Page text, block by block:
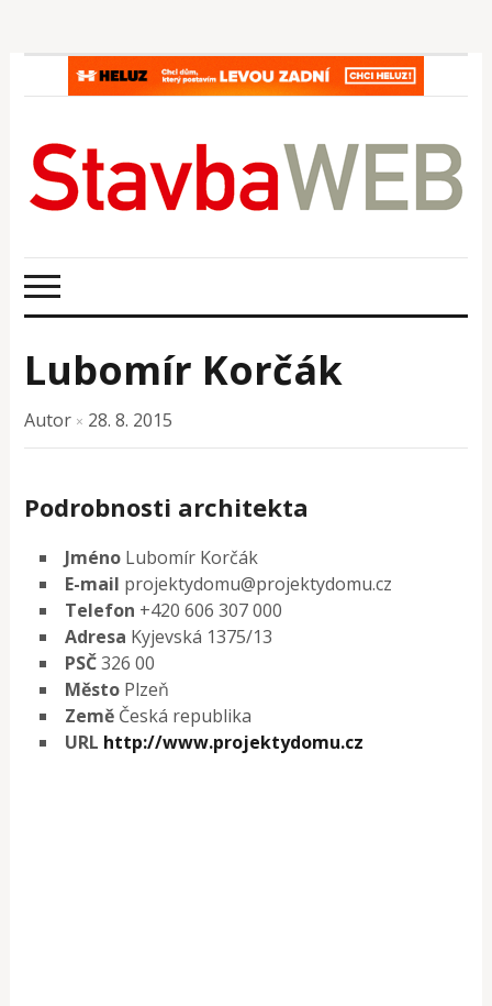
Lubomír Korčák
Autor × 28. 8. 2015
Podrobnosti architekta
Jméno Lubomír Korčák
E-mail projektydomu@projektydomu.cz
Telefon +420 606 307 000
Adresa Kyjevská 1375/13
PSČ326 00
Město Plzeň
Země Česká republika
URL http://www.projektydomu.cz